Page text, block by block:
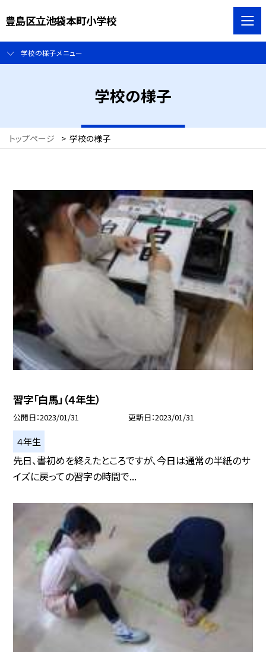
豊島区立池袋本町小学校
学校の様子メニュー
学校の様子
トップページ > 学校の様子
習字「白馬」（４年生）
公開日 2023/01/31 更新日 2023/01/31
４年生
先日、書初めを終えたところですが、今日は通常の半紙のサ
イズに戻っての習字の時間で...